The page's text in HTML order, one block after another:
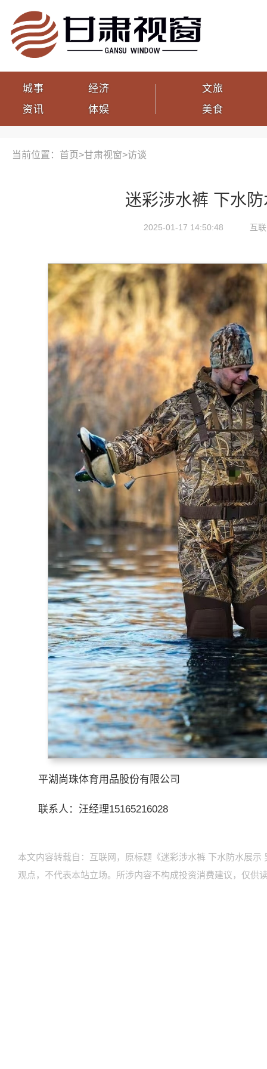
城事
资讯
经济
体娱
文旅
美食
当前位置：首页>甘肃视窗>访谈
迷彩涉水裤 下水
2025-01-17 14:50:48 互
平湖尚珠体育用品股份有限公司
联系人：汪经理15165216028
本文内容转载自：互联网，原标题《迷彩涉水裤 下水防水展
观点，不代表本站立场。所涉内容不构成投资消费建议，仅供